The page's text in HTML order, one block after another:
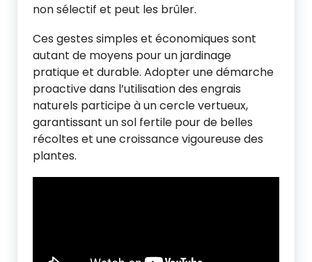
non sélectif et peut les brûler.
Ces gestes simples et économiques sont
autant de moyens pour un jardinage
pratique et durable. Adopter une démarche
proactive dans l’utilisation des engrais
naturels participe à un cercle vertueux,
garantissant un sol fertile pour de belles
récoltes et une croissance vigoureuse des
plantes.